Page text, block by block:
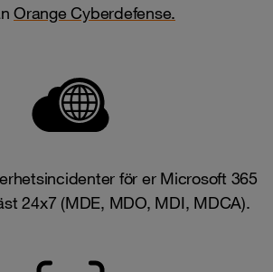
Orange Cyberdefense.
för er Microsoft 365
24x7 (MDE, MDO, MDI, MDCA).